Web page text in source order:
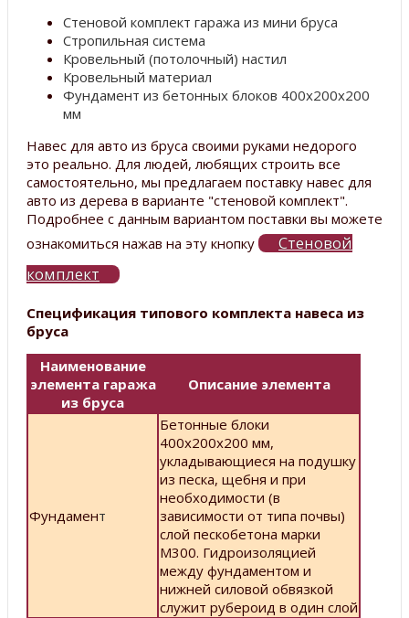
Стеновой комплект гаража из мини бруса
Стропильная система
Кровельный (потолочный) настил
Кровельный материал
Фундамент из бетонных блоков 400х200х200
мм
Навес для авто из бруса своими руками недорого
это реально. Для людей, любящих строить все
самостоятельно, мы предлагаем поставку навес для
авто из дерева в варианте "стеновой комплект".
Подробнее с данным вариантом поставки вы можете
ознакомиться нажав на эту кнопку
Стеновой
комплект
Спецификация типового комплекта навеса из
бруса
Наименование
элемента гаража
из бруса
Описание элемента
Фундамент
Бетонные блоки
400х200х200 мм,
укладывающиеся на подушку
из песка, щебня и при
необходимости (в
зависимости от типа почвы)
слой пескобетона марки
М300. Гидроизоляцией
между фундаментом и
нижней силовой обвязкой
служит рубероид в один слой